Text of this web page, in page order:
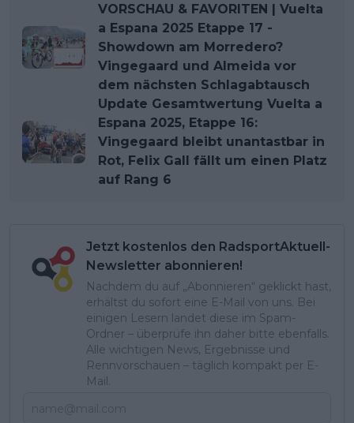
VORSCHAU & FAVORITEN | Vuelta
a Espana 2025 Etappe 17 -
Showdown am Morredero?
Vingegaard und Almeida vor
dem nächsten Schlagabtausch
Update Gesamtwertung Vuelta a
Espana 2025, Etappe 16:
Vingegaard bleibt unantastbar in
Rot, Felix Gall fällt um einen Platz
auf Rang 6
Jetzt kostenlos den RadsportAktuell-
Newsletter abonnieren!
Nachdem du auf „Abonnieren“ geklickt hast,
erhältst du sofort eine E-Mail von uns. Bei
einigen Lesern landet diese im Spam-
Ordner – überprüfe ihn daher bitte ebenfalls.
Alle wichtigen News, Ergebnisse und
Rennvorschauen – täglich kompakt per E-
Mail.